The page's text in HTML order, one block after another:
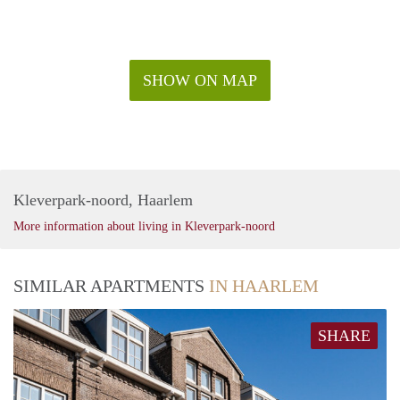
SHOW ON MAP
Kleverpark-noord, Haarlem
More information about living in Kleverpark-noord
SIMILAR APARTMENTS IN HAARLEM
SHARE